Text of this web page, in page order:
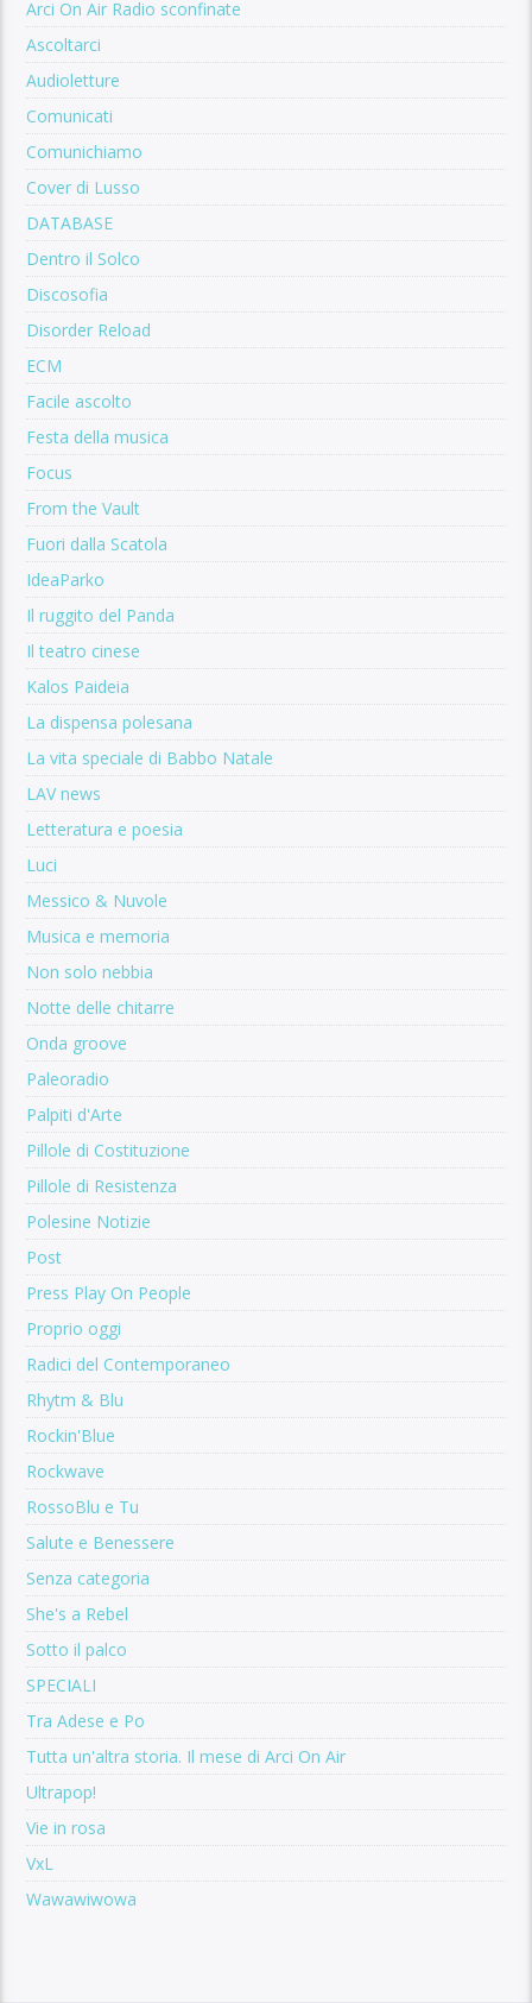
Arci On Air Radio sconfinate
Ascoltarci
Audioletture
Comunicati
Comunichiamo
Cover di Lusso
DATABASE
Dentro il Solco
Discosofia
Disorder Reload
ECM
Facile ascolto
Festa della musica
Focus
From the Vault
Fuori dalla Scatola
IdeaParko
Il ruggito del Panda
Il teatro cinese
Kalos Paideia
La dispensa polesana
La vita speciale di Babbo Natale
LAV news
Letteratura e poesia
Luci
Messico & Nuvole
Musica e memoria
Non solo nebbia
Notte delle chitarre
Onda groove
Paleoradio
Palpiti d'Arte
Pillole di Costituzione
Pillole di Resistenza
Polesine Notizie
Post
Press Play On People
Proprio oggi
Radici del Contemporaneo
Rhytm & Blu
Rockin'Blue
Rockwave
RossoBlu e Tu
Salute e Benessere
Senza categoria
She's a Rebel
Sotto il palco
SPECIALI
Tra Adese e Po
Tutta un'altra storia. Il mese di Arci On Air
Ultrapop!
Vie in rosa
VxL
Wawawiwowa